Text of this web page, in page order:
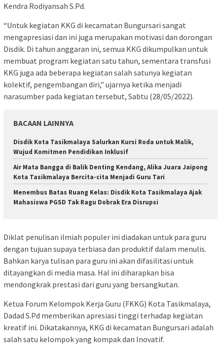
Kendra Rodiyansah S.Pd.
“Untuk kegiatan KKG di kecamatan Bungursari sangat
mengapresiasi dan ini juga merupakan motivasi dan dorongan
Disdik. Di tahun anggaran ini, semua KKG dikumpulkan untuk
membuat program kegiatan satu tahun, sementara transfusi
KKG juga ada beberapa kegiatan salah satunya kegiatan
kolektif, pengembangan diri,” ujarnya ketika menjadi
narasumber pada kegiatan tersebut, Sabtu (28/05/2022).
BACAAN LAINNYA
Disdik Kota Tasikmalaya Salurkan Kursi Roda untuk Malik,
Wujud Komitmen Pendidikan Inklusif
Air Mata Bangga di Balik Denting Kendang, Alika Juara Jaipong
Kota Tasikmalaya Bercita-cita Menjadi Guru Tari
Menembus Batas Ruang Kelas: Disdik Kota Tasikmalaya Ajak
Mahasiswa PGSD Tak Ragu Dobrak Era Disrupsi
Diklat penulisan ilmiah populer ini diadakan untuk para guru
dengan tujuan supaya terbiasa dan produktif dalam menulis.
Bahkan karya tulisan para guru ini akan difasilitasi untuk
ditayangkan di media masa. Hal ini diharapkan bisa
mendongkrak prestasi dari guru yang bersangkutan.
Ketua Forum Kelompok Kerja Guru (FKKG) Kota Tasikmalaya,
Dadad S.Pd memberikan apresiasi tinggi terhadap kegiatan
kreatif ini. Dikatakannya, KKG di kecamatan Bungursari adalah
salah satu kelompok yang kompak dan Inovatif.